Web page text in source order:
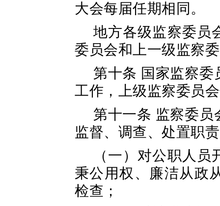
大会每届任期相同。
地方各级监察委员
委员会和上一级监察
第十条 国家监察
工作，上级监察委员
第十一条 监察委
监督、调查、处置职
（一）对公职人
秉公用权、廉洁从政
检查；